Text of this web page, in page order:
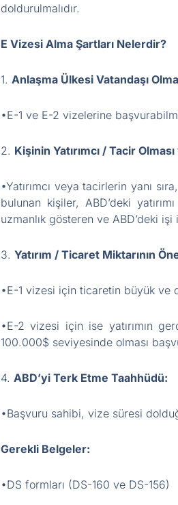
doldurulmalıdır.
E Vizesi Alma Şartları Nelerdir?
1. Anlaşma Ülkesi Vatandaşı
•E-1 ve E-2 vizelerine
2. Kişinin Yatırımcı / Tacir
•Yatırımcı veya tacirlerin yanı
bulunan kişiler, ABD’deki
uzmanlık gösteren ve ABD’deki
3. Yatırım / Ticaret Miktarının
•E-1 vizesi için ticaretin büyük ve
•E-2 vizesi için ise yatırımın
100.000$ seviyesinde olması
4. ABD’yi Terk Etme Taahhüdü:
•Başvuru sahibi, vize süresi
Gerekli Belgeler:
•DS formları (DS-160 ve DS-156)